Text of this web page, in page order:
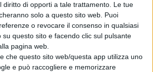
diritto di opporti a tale trattamento. Le tue
solo a questo sito web. Puoi
o revocare il consenso in qualsiasi
su questo sito e facendo clic sul pulsante
pagina web.
che questo sito web/questa app utilizza uno
e può raccogliere e memorizzare